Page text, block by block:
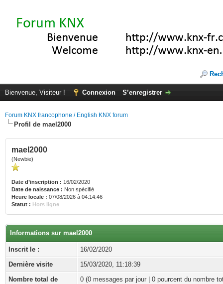
Bienvenue, Visiteur ! Connexion S’enregistrer
Forum KNX francophone / English KNX forum
Profil de mael2000
mael2000
(Newbie)
Date d’inscription : 16/02/2020
Date de naissance : Non spécifié
Heure locale : 07/08/2026 à 04:14:46
Statut : Hors ligne
Informations sur mael2000
Inscrit le :
16/02/2020
Dernière visite
15/03/2020, 11:18:39
Nombre total de
0 (0 messages par jour | 0 pourcent du nombre